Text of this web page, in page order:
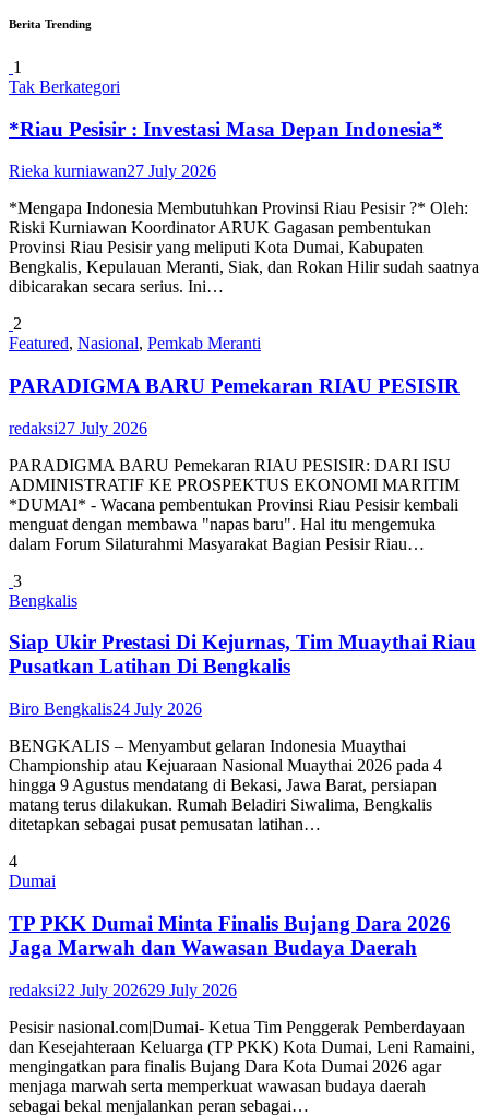
Berita Trending
1
Tak Berkategori
*Riau Pesisir : Investasi Masa Depan Indonesia*
Rieka kurniawan27 July 2026
*Mengapa Indonesia Membutuhkan Provinsi Riau Pesisir ?* Oleh:
Riski Kurniawan Koordinator ARUK Gagasan pembentukan
Provinsi Riau Pesisir yang meliputi Kota Dumai, Kabupaten
Bengkalis, Kepulauan Meranti, Siak, dan Rokan Hilir sudah saatnya
dibicarakan secara serius. Ini…
2
Featured, Nasional, Pemkab Meranti
PARADIGMA BARU Pemekaran RIAU PESISIR
redaksi27 July 2026
PARADIGMA BARU Pemekaran RIAU PESISIR: DARI ISU
ADMINISTRATIF KE PROSPEKTUS EKONOMI MARITIM
*DUMAI* - Wacana pembentukan Provinsi Riau Pesisir kembali
menguat dengan membawa "napas baru". Hal itu mengemuka
dalam Forum Silaturahmi Masyarakat Bagian Pesisir Riau…
3
Bengkalis
Siap Ukir Prestasi Di Kejurnas, Tim Muaythai Riau
Pusatkan Latihan Di Bengkalis
Biro Bengkalis24 July 2026
BENGKALIS – Menyambut gelaran Indonesia Muaythai
Championship atau Kejuaraan Nasional Muaythai 2026 pada 4
hingga 9 Agustus mendatang di Bekasi, Jawa Barat, persiapan
matang terus dilakukan. Rumah Beladiri Siwalima, Bengkalis
ditetapkan sebagai pusat pemusatan latihan…
4
Dumai
TP PKK Dumai Minta Finalis Bujang Dara 2026
Jaga Marwah dan Wawasan Budaya Daerah
redaksi22 July 202629 July 2026
Pesisir nasional.com|Dumai- Ketua Tim Penggerak Pemberdayaan
dan Kesejahteraan Keluarga (TP PKK) Kota Dumai, Leni Ramaini,
mengingatkan para finalis Bujang Dara Kota Dumai 2026 agar
menjaga marwah serta memperkuat wawasan budaya daerah
sebagai bekal menjalankan peran sebagai…